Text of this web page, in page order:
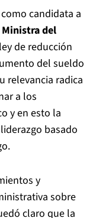
candidata a
Ministra del
de reducción
del sueldo
relevancia radica
a los
y en esto la
basado
y
sobre
claro que la